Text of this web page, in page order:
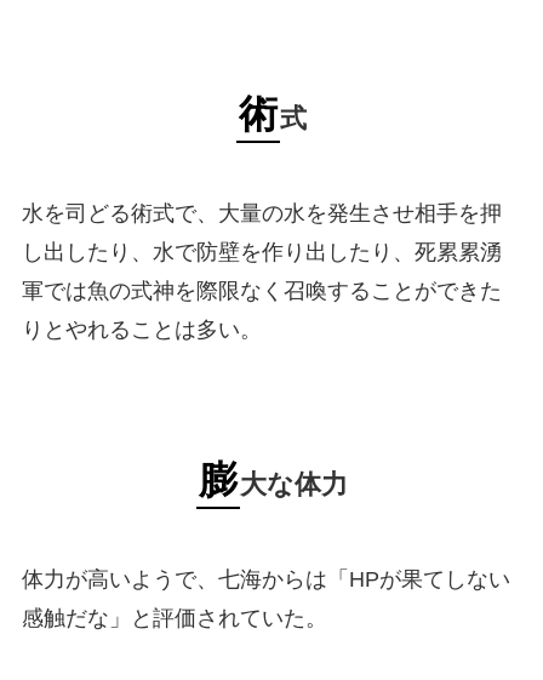
術式
水を司どる術式で、大量の水を発生させ相手を押
し出したり、水で防壁を作り出したり、死累累湧
軍では魚の式神を際限なく召喚することができた
りとやれることは多い。
膨大な体力
体力が高いようで、七海からは「HPが果てしない
感触だな」と評価されていた。